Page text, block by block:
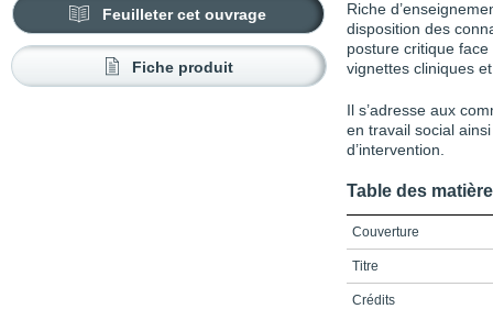
Feuilleter cet ouvrage
Fiche produit
Riche
disposition des
posture critique
vignettes cliniques
Il s’adresse aux
en travail social
d’intervention.
Table des
Couverture
Titre
Crédits